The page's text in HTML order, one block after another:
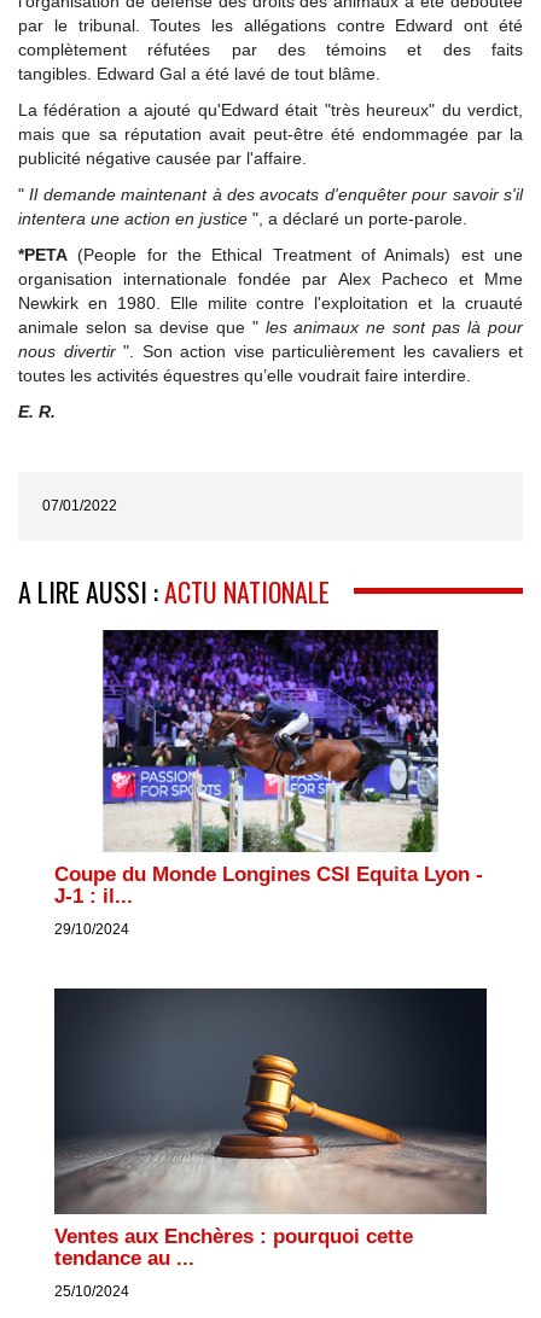
par le tribunal. Toutes les allégations contre Edward ont été
complètement réfutées par des témoins et des faits
tangibles. Edward Gal a été lavé de tout blâme.
La fédération a ajouté qu'Edward était "très heureux" du verdict,
mais que sa réputation avait peut-être été endommagée par la
publicité négative causée par l'affaire.
"Il demande maintenant à des avocats d'enquêter pour savoir s'il
intentera une action en justice ", a déclaré un porte-parole.
*PETA (People for the Ethical Treatment of Animals) est une
organisation internationale fondée par Alex Pacheco et Mme
Newkirk en 1980. Elle milite contre l'exploitation et la cruauté
animale selon sa devise que " les animaux ne sont pas là pour
nous divertir". Son action vise particulièrement les cavaliers et
toutes les activités équestres qu’elle voudrait faire interdire.
E. R.
07/01/2022
A LIRE AUSSI :ACTU NATIONALE
Coupe du Monde Longines CSI Equita Lyon -
J-1 : il...
29/10/2024
Ventes aux Enchères : pourquoi cette
tendance au ...
25/10/2024